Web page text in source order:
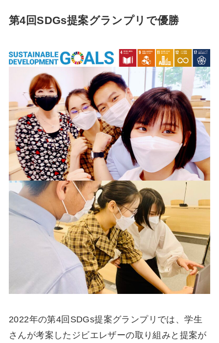
第4回SDGs提案グランプリで優勝
2022年の第4回SDGs提案グランプリでは、学⽣
さんが考案したジビエレザーの取り組みと提案が